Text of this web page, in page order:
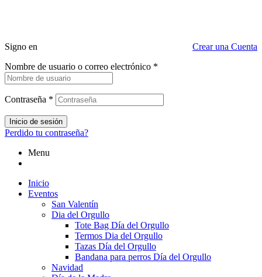
Signo en
Crear una Cuenta
Nombre de usuario o correo electrónico *
Contraseña *
Inicio de sesión
Perdido tu contraseña?
Menu
Inicio
Eventos
San Valentín
Dia del Orgullo
Tote Bag Día del Orgullo
Termos Dia del Orgullo
Tazas Día del Orgullo
Bandana para perros Día del Orgullo
Navidad